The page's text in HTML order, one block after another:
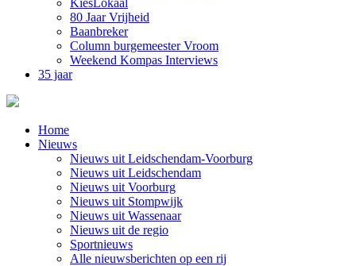
80 Jaar Vrijheid
Baanbreker
Column burgemeester Vroom
Weekend Kompas Interviews
35 jaar
Home
Nieuws
Nieuws uit Leidschendam-Voorburg
Nieuws uit Leidschendam
Nieuws uit Voorburg
Nieuws uit Stompwijk
Nieuws uit Wassenaar
Nieuws uit de regio
Sportnieuws
Alle nieuwsberichten op een rij